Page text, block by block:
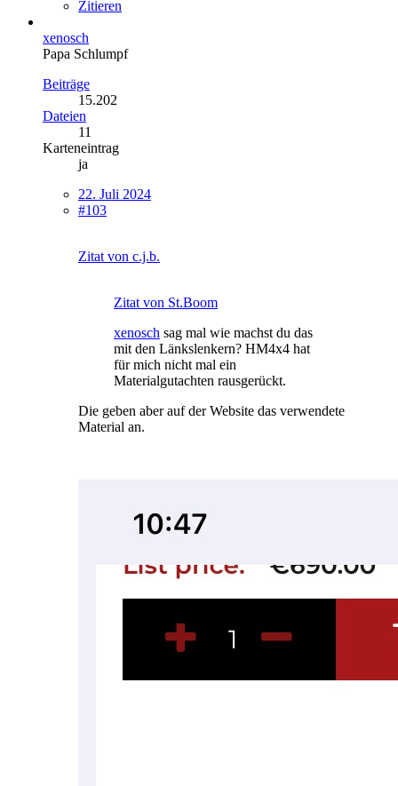
Zitieren
xenosch
Papa Schlumpf
Beiträge
15.202
Dateien
11
Karteneintrag
ja
22. Juli 2024
#103
Zitat von c.j.b.
Zitat von St.Boom
xenosch sag mal wie machst du das
mit den Länkslenkern? HM4x4 hat
für mich nicht mal ein
Materialgutachten rausgerückt.
Die geben aber auf der Website das verwendete
Material an.